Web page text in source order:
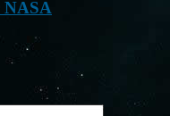
NASA